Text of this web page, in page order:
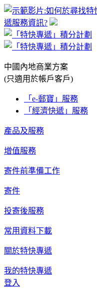
遞服務資訊?
中國內地商業方案
(只適用於帳戶客戶)
「e-郵寶」服務
「經濟快遞」服務
產品及服務
增值服務
寄件前準備工作
寄件
投寄後服務
常用資料下載
關於特快專遞
我的特快專遞
登入